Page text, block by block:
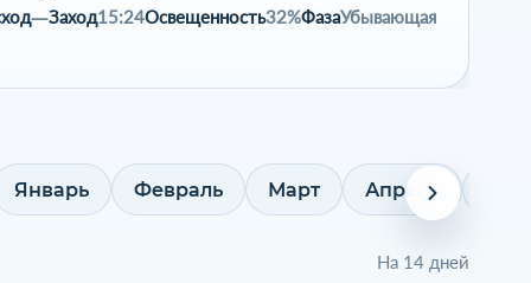
—Заход15:24Освещенность32%ФазаУбывающая
Январь Февраль Март Апрель
На 14 дней